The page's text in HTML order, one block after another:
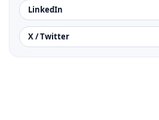
LinkedIn
X / Twitter